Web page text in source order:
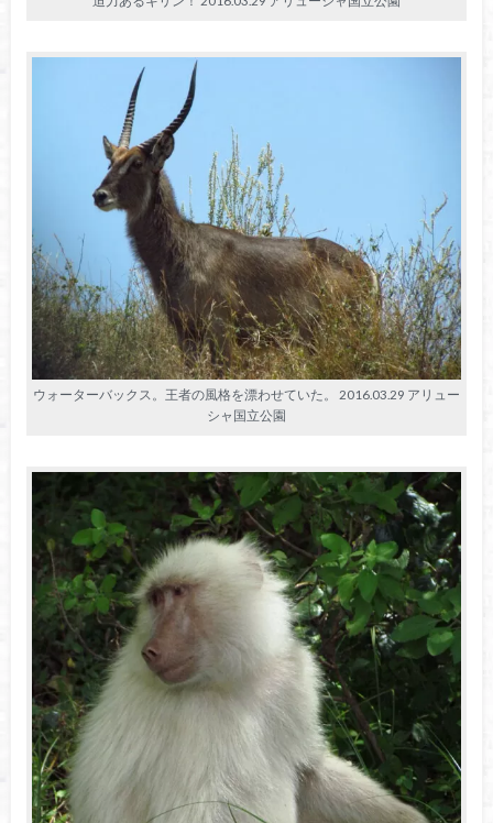
ウォーターバックス。王者の風格を漂わせていた。 2016.03.29 アリュー
シャ国立公園